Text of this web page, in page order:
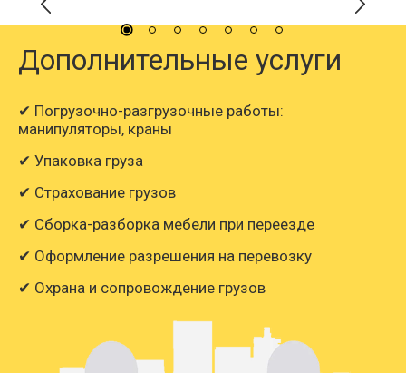
Дополнительные услуги
✔ Погрузочно-разгрузочные работы:
манипуляторы, краны
✔ Упаковка груза
✔ Страхование грузов
✔ Сборка-разборка мебели при переезде
✔ Оформление разрешения на перевозку
✔ Охрана и сопровождение грузов